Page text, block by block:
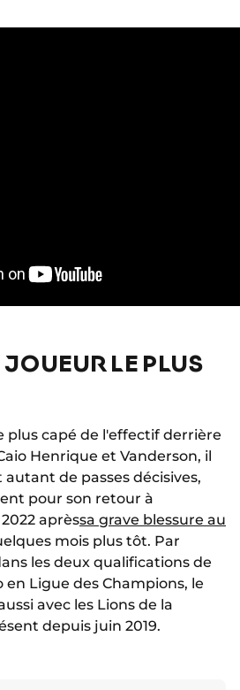
LE PLUS
plus capé de l'effectif derrière
Henrique et Vanderson, il
de passes décisives,
pour son retour à
aprèssa grave blessure au
mois plus tôt. Par
les deux qualifications de
en Ligue des Champions, le
avec les Lions de la
depuis juin 2019.